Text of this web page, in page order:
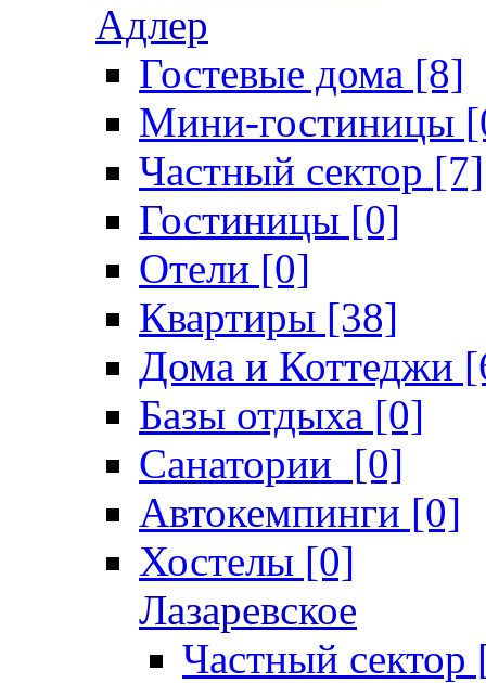
Адлер
Гостевые дома [8]
Мини-гостиницы
Частный сектор [7]
Гостиницы [0]
Отели [0]
Квартиры [38]
Дома и Коттеджи
Базы отдыха [0]
Санатории [0]
Автокемпинги [0]
Хостелы [0]
Лазаревское
Частный сектор